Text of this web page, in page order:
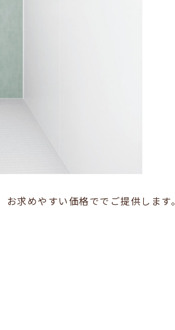
求めやすい価格ででご提供します。